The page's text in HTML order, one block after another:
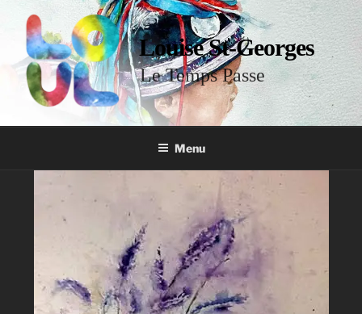
Louise St-Georges
Le Temps Passe
Menu